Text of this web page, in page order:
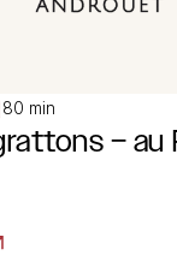
80 min
– au